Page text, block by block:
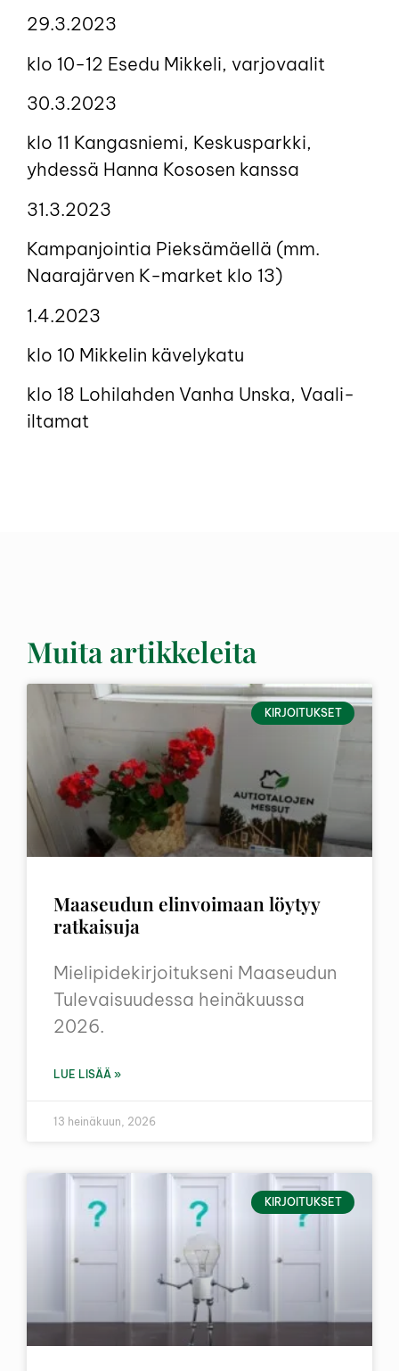
29.3.2023
klo 10-12 Esedu Mikkeli, varjovaalit
30.3.2023
klo 11 Kangasniemi, Keskusparkki,
yhdessä Hanna Kososen kanssa
31.3.2023
Kampanjointia Pieksämäellä (mm.
Naarajärven K-market klo 13)
1.4.2023
klo 10 Mikkelin kävelykatu
klo 18 Lohilahden Vanha Unska, Vaali-
iltamat
Muita artikkeleita
KIRJOITUKSET
Maaseudun elinvoimaan löytyy
ratkaisuja
Mielipidekirjoitukseni Maaseudun
Tulevaisuudessa heinäkuussa
2026.
LUE LISÄÄ »
13 heinäkuun, 2026
KIRJOITUKSET